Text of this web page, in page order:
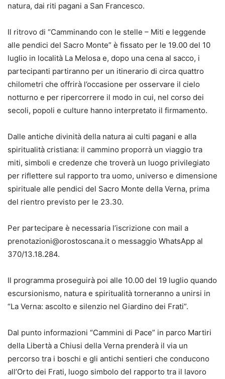
natura, dai riti pagani a San Francesco.
Il ritrovo di “Camminando con le stelle – Miti e leggende
alle pendici del Sacro Monte” è fissato per le 19.00 del 10
luglio in località La Melosa e, dopo una cena al sacco, i
partecipanti partiranno per un itinerario di circa quattro
chilometri che offrirà l’occasione per osservare il cielo
notturno e per ripercorrere il modo in cui, nel corso dei
secoli, popoli e culture hanno interpretato il firmamento.
Dalle antiche divinità della natura ai culti pagani e alla
spiritualità cristiana: il cammino proporrà un viaggio tra
miti, simboli e credenze che troverà un luogo privilegiato
per riflettere sul rapporto tra uomo, universo e dimensione
spirituale alle pendici del Sacro Monte della Verna, prima
del rientro previsto per le 23.30.
Per partecipare è necessaria l’iscrizione con mail a
prenotazioni@orostoscana.it o messaggio WhatsApp al
370/13.18.284.
Il programma proseguirà poi alle 10.00 del 19 luglio quando
escursionismo, natura e spiritualità torneranno a unirsi in
“La Verna: ascolto e silenzio nel Giardino dei Frati”.
Dal punto informazioni “Cammini di Pace” in parco Martiri
della Libertà a Chiusi della Verna prenderà il via un
percorso tra i boschi e gli antichi sentieri che conducono
all’Orto dei Frati, luogo simbolo del rapporto tra il lavoro